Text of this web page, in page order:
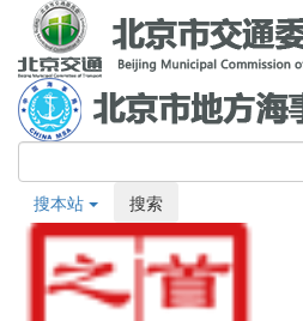
搜本站 搜索